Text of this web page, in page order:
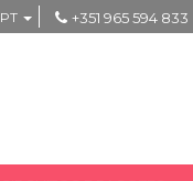
PT +351 965 594 833